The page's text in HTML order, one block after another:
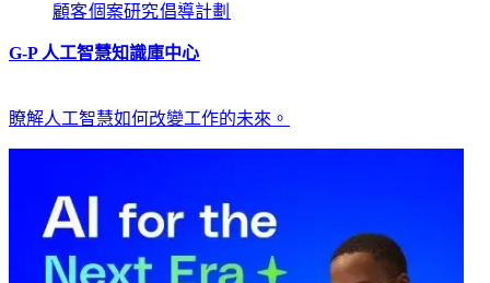
顧客​​個案研究​​倡導計劃​​
G-P 人工智慧知識庫中心​​
瞭解人工智慧如何改變工作的未來。​​